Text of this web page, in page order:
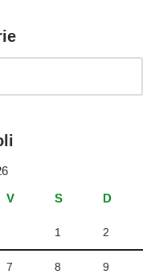
V S D
1 2
7 8 9